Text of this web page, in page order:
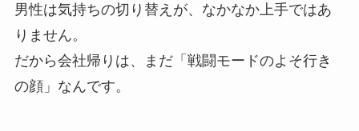
男性は気持ちの切り替えが、なかなか上手ではあ
りません。
だから会社帰りは、まだ「戦闘モードのよそ行き
の顔」なんです。